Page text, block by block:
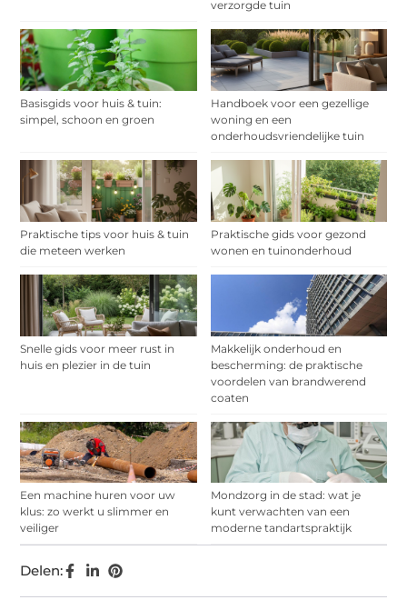
verzorgde tuin
Basisgids voor huis & tuin:
simpel, schoon en groen
Handboek voor een gezellige
woning en een
onderhoudsvriendelijke tuin
Praktische tips voor huis & tuin
die meteen werken
Praktische gids voor gezond
wonen en tuinonderhoud
Snelle gids voor meer rust in
huis en plezier in de tuin
Makkelijk onderhoud en
bescherming: de praktische
voordelen van brandwerend
coaten
Een machine huren voor uw
klus: zo werkt u slimmer en
veiliger
Mondzorg in de stad: wat je
kunt verwachten van een
moderne tandartspraktijk
Delen: